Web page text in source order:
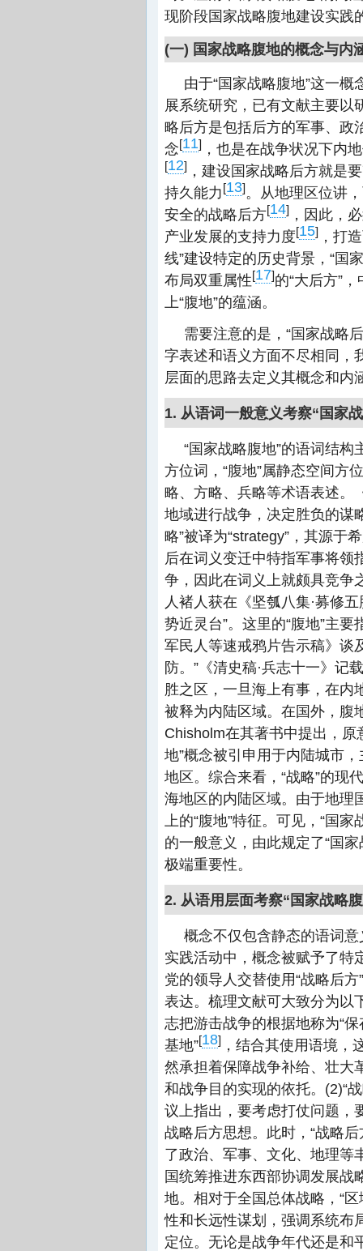
现阶段国家战略腹地建设实践
(一) 国家战略腹地的概念与内
由于“国家战略腹地”这一
展系统研究，已有文献主要以
略后方是包括后方的军事、政
念[11] ，也是在战争状况下内
[12] ，建设国家战略后方就是
持久能力[13]。从地理区位讲
安全的战略后方[14] ，因此，
产业发展的支持力度[15] ，打
线”建设特定的历史背景，“国
布局双重属性[17]的“大后方”
上“腹地”的蕴涵。
需要注意的是，“国家战略
字表述和语义方面不尽相同，
层面的思路去定义其概念和内
1. 从语词一般意义考察“国家
“国家战略腹地”的语词结构
方位词，“腹地”属静态空间方
略、方略、兵略等术语表述。
地域进行战争，决定胜负的谋
略”被译为“strategy”，其源于
后在词义变迁中特指军事将领
争，因此在词义上就颇具竞争
人褚人获在《坚瓠八集·募修
势近灵台”。这里的“腹地”主
军民人等速戒鸦片告示稿》谈
防。”《清史稿·兵志十一》记
胜之区，一旦海上有事，在内
被释为内陆区域。在国外，腹
Chisholm在其著书中提出，
地”概念被引申用于内陆城市
地区。综合来看，“战略”的现
海地区的内陆区域。由于地理
上的“腹地”特征。可见，“国
的一般意义，由此规定了“国
极端重要性。
2. 从语用层面考察“国家战略
概念不仅包含静态的语词
实践活动中，概念被赋予了特
党的领导人交替使用“战略后
表达。梳理文献可大致分为以
志把游击战争的根据地称为“
基地”[18] ，结合其使用语境，
然承担着保障战争补给、壮大
和战争目的实现的依托。(2)“
议上指出，要考虑打仗问题，
战略后方思想。此时，“战略
了政治、军事、文化、地理等
国统筹推进东西部协调发展战
地。相对于全国总体战略，“
性和长远性谋划，强调系统布
定位。无论是战争年代还是和